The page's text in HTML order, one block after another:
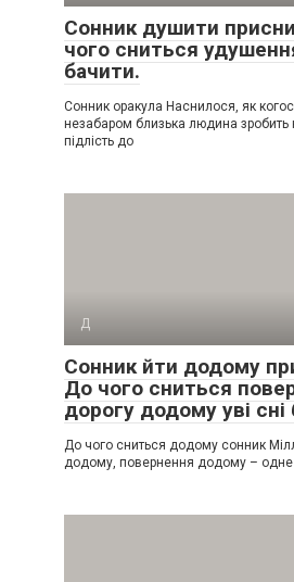
Сонник душити
чого сниться
бачити.
Сонник оракула Наснилося, як
незабаром близька людина зробить
підлість до
Д
Сонник йти додому
До чого сниться
дорогу додому уві сні
До чого сниться додому сонник
додому, повернення додому – одне